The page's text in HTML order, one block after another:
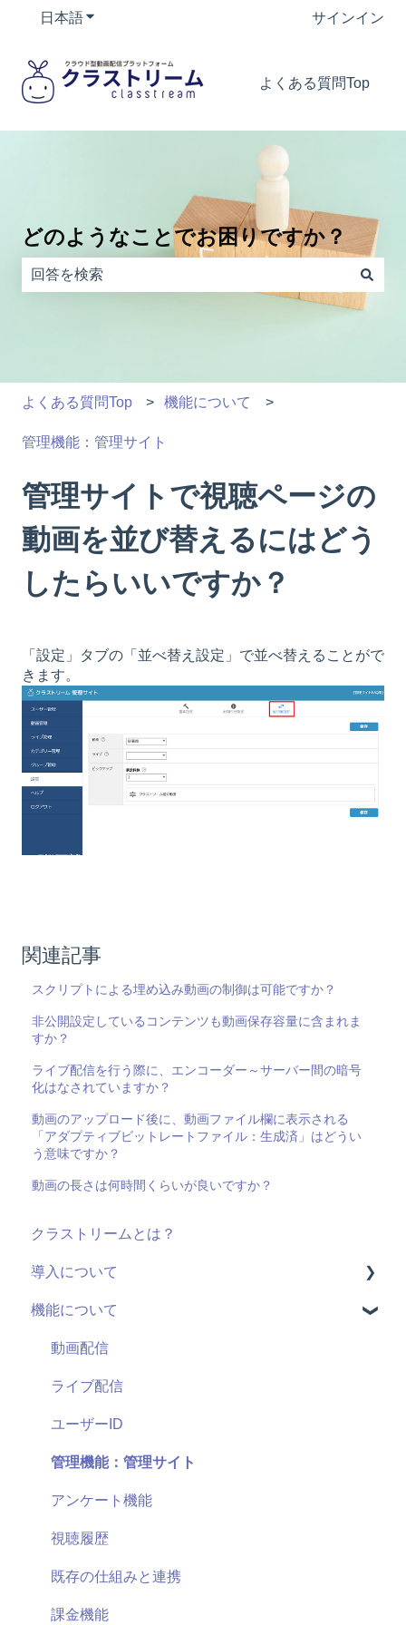
日本語翻訳のサブメニューを表示 サインイン
よくある質問Top
どのようなことでお困りですか？
検索フィールドが空なので、候補はありません。
よくある質問Top 機能について
管理機能：管理サイト
管理サイトで視聴ページの
動画を並び替えるにはどう
したらいいですか？
「設定」タブの「並べ替え設定」で並べ替えることがで
きます。
関連記事
スクリプトによる埋め込み動画の制御は可能ですか？
非公開設定しているコンテンツも動画保存容量に含まれま
すか？
ライブ配信を行う際に、エンコーダー～サーバー間の暗号
化はなされていますか？
動画のアップロード後に、動画ファイル欄に表示される
「アダプティブビットレートファイル：生成済」はどうい
う意味ですか？
動画の長さは何時間くらいが良いですか？
クラストリームとは？
導入について
料金・プラン
機能(導入前)
サービス
導入に向けて
サポート
セキュリティ
機能について
動画配信
ライブ配信
ユーザーID
管理機能：管理サイト
アンケート機能
視聴履歴
既存の仕組みと連携
課金機能